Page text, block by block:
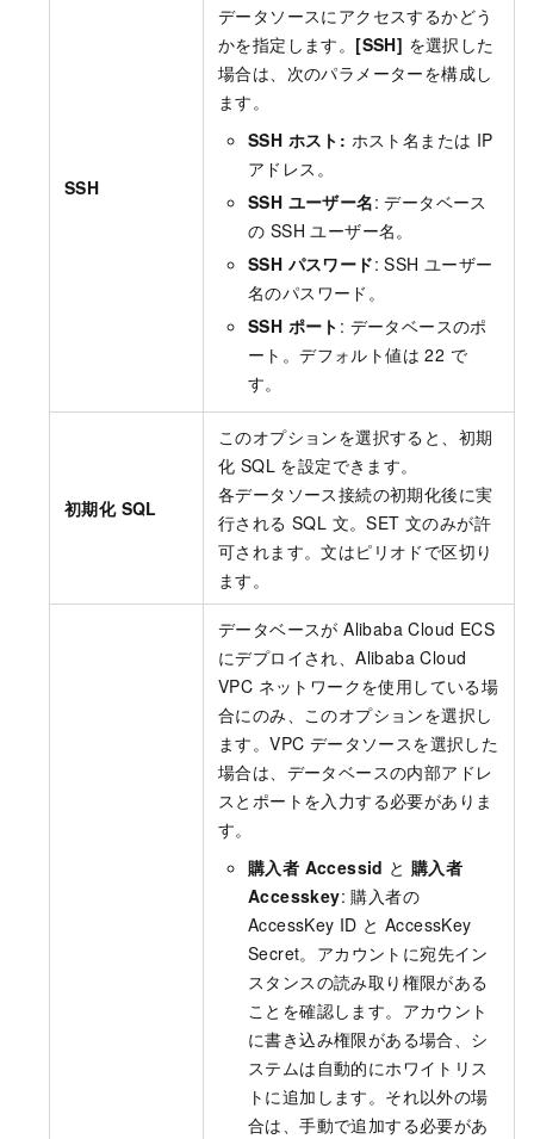
SSH
データソースにアクセスするかどう
かを指定します。 [SSH] を選択した
場合は、次のパラメーターを構成し
ます。
SSH ホスト: ホスト名または IP
アドレス。
SSH ユーザー名: データベース
の SSH ユーザー名。
SSH パスワード: SSH ユーザー
名のパスワード。
SSH ポート : データベースのポ
ート。デフォルト値は 22 で
す。
初期化 SQL
このオプションを選択すると、初期
化 SQL を設定できます。
各データソース接続の初期化後に実
行される SQL 文。SET 文のみが許
可されます。文はピリオドで区切り
ます。
データベースが Alibaba Cloud ECS
にデプロイされ、Alibaba Cloud
VPC ネットワークを使用している場
合にのみ、このオプションを選択し
ます。VPC データソースを選択した
場合は、データベースの内部アドレ
スとポートを入力する必要がありま
す。
購入者 Accessid と購入者
Accesskey: 購入者の
AccessKey ID と AccessKey
Secret。アカウントに宛先イン
スタンスの読み取り権限がある
ことを確認します。アカウント
に書き込み権限がある場合、シ
ステムは自動的にホワイトリス
トに追加します。それ以外の場
合は、手動で追加する必要があ